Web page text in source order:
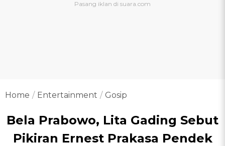
Home Entertainment Gosip
Bela Prabowo, Lita Gading Sebut
Pikiran Ernest Prakasa Pendek